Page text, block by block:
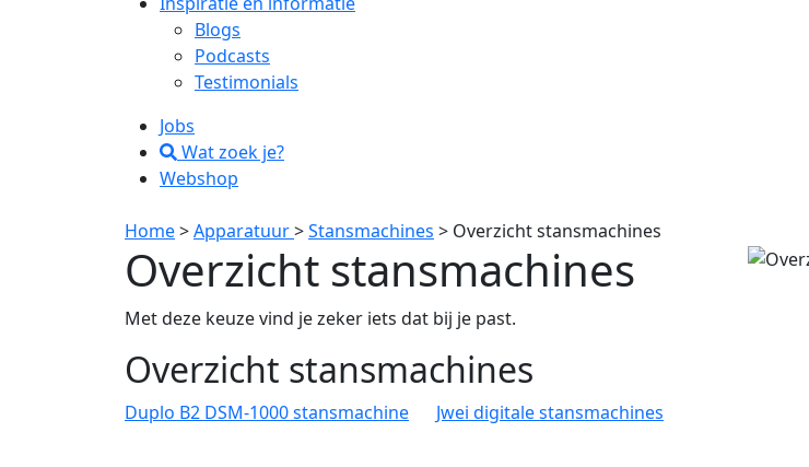
Blogs
Podcasts
Testimonials
Jobs
Wat zoek je?
Webshop
Home>Apparatuur>Stansmachines > Overzicht stansmachines
Overzicht stansmachines
Met deze keuze vind je zeker iets dat bij je past.
Overzicht stansmachines
Duplo B2 DSM-1000 stansmachine Jwei digitale stansmachines